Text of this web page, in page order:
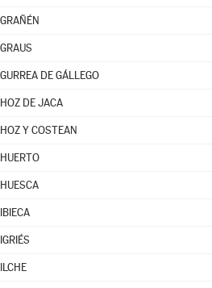
GRAÑÉN
GRAUS
GURREA DE GÁLLEGO
HOZ DE JACA
HOZ Y COSTEAN
HUERTO
HUESCA
IBIECA
IGRIÉS
ILCHE